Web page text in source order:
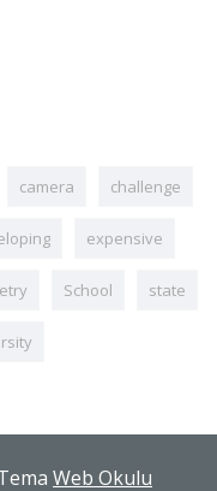
camera challenge
expensive
School state
Web Okulu